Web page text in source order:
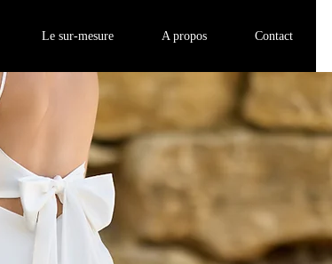
Le sur-mesure A propos Contact